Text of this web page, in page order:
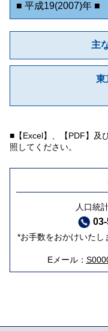
■ 平成19(2007)年 ■
主
東
■【Excel】、【PDF】及
照してください。
人口統
03-
*お手数をおかけいた
Eメール：